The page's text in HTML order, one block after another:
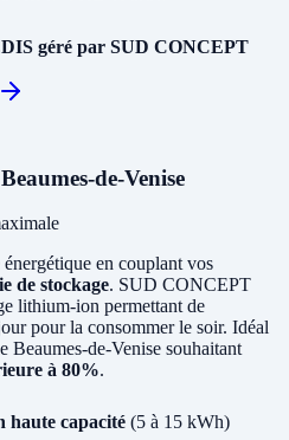
géré par SUD CONCEPT
de-Venise
en couplant vos
de stockage. SUD CONCEPT
lithium-ion permettant de
pour la consommer le soir. Idéal
Beaumes-de-Venise souhaitant
à 80%.
haute capacité (5 à 15 kWh)